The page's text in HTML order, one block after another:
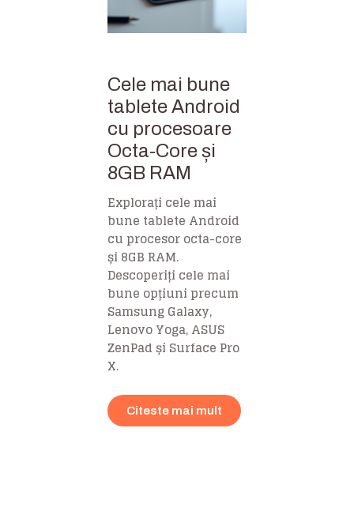
Cele mai bune
tablete Android
cu procesoare
Octa-Core și
8GB RAM
Explorați cele mai
bune tablete Android
cu procesor octa-core
și 8GB RAM.
Descoperiți cele mai
bune opțiuni precum
Samsung Galaxy,
Lenovo Yoga, ASUS
ZenPad și Surface Pro
X.
Citeste mai mult